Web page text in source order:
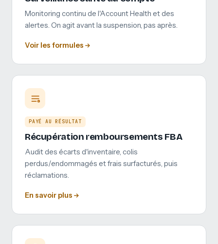
Monitoring continu de l'Account Health et des
alertes. On agit avant la suspension, pas après.
Voir les formules
PAYÉ AU RÉSULTAT
Récupération remboursements FBA
Audit des écarts d'inventaire, colis
perdus/endommagés et frais surfacturés, puis
réclamations.
En savoir plus